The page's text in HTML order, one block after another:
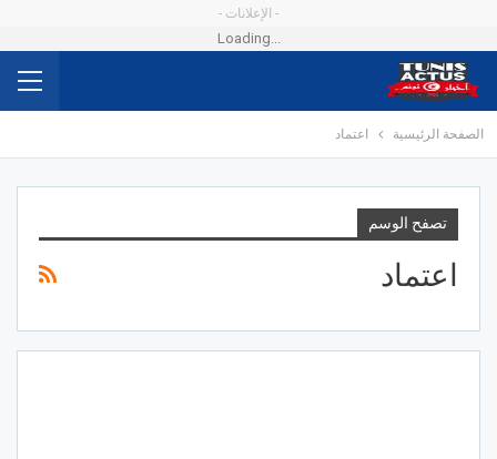
- الإعلانات -
Loading...
الصفحة الرئيسية اعتماد
تصفح الوسم
اعتماد